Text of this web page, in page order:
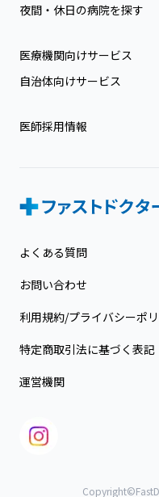
夜間・休日の病院を探す
医療機関向けサービス
自治体向けサービス
医師採用情報
よくある質問
お問い合わせ
利用規約/プライバシーポ
特定商取引法に基づく表記
運営機関